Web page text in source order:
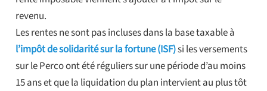
revenu.
Les rentes ne sont pas incluses dans la base taxable à
l’impôt de solidarité sur la fortune (ISF)si les versements
sur le Perco ont été réguliers sur une période d’au moins
15 ans et que la liquidation du plan intervient au plus tôt